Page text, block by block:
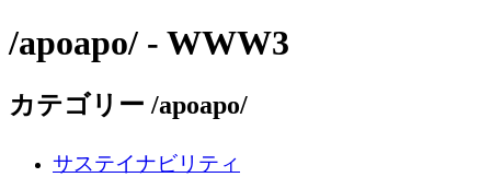
/apoapo/ - WWW3
カテゴリー /apoapo/
サステイナビリティ